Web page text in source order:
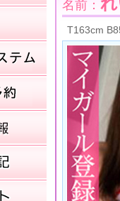
名前：
T163cm